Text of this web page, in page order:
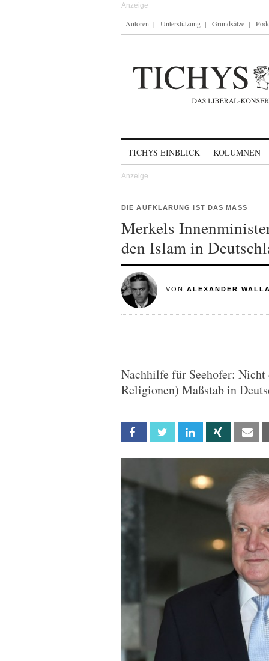
Autoren Unterstützung Grundsätze
TICHYS EINBLICK KOLUMNEN
DIE AUFKLÄRUNG IST DAS MASS
Merkels
den Islam in
VON ALEXANDER
Nachhilfe für Seehofer:
Religionen) Maßstab in
Facebook Twitter Linkedin Xing